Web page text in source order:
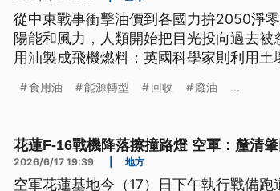
從中東戰事衝擊油價到各國力拚2050淨
陽能和風力，人類開始把目光投向過去
用油製成飛機燃料；英國科學家則利用土
食用油 能源轉型 回收 廢油 ...
花蓮F-16戰機降落擦撞路燈 空軍：釐清
2026/6/17 19:39 地方
空軍花蓮基地今（17）日下午執行戰備